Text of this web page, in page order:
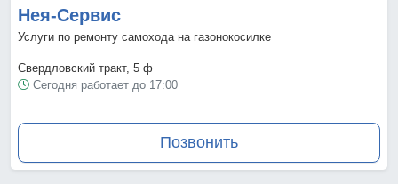
Нея-Сервис
Услуги по ремонту самохода на газонокосилке
Свердловский тракт, 5 ф
Сегодня работает до 17:00
Позвонить